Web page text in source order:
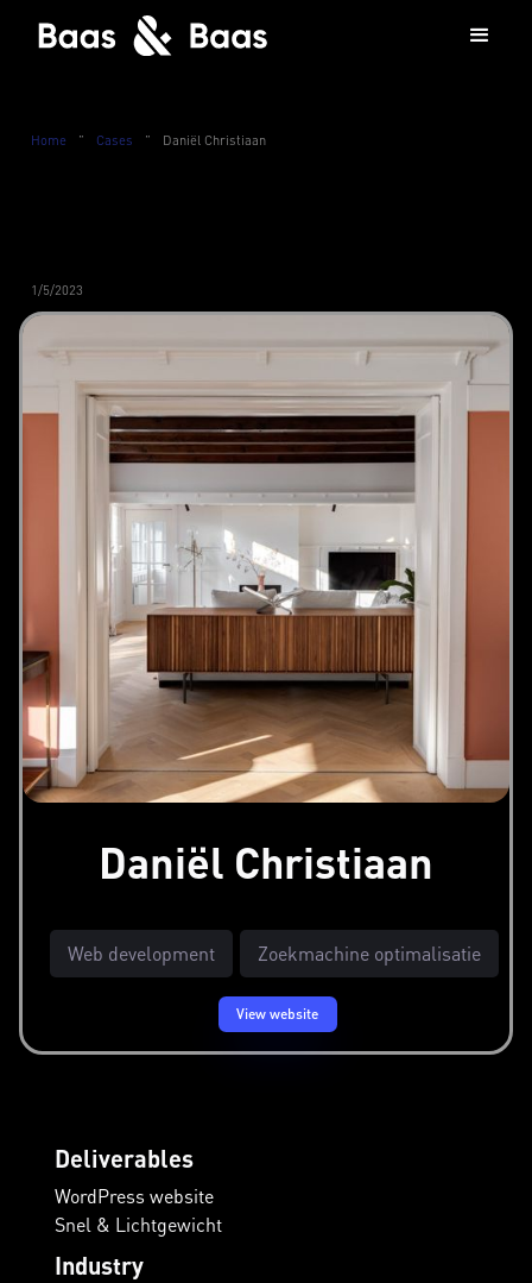
Home ” Cases ” Daniël Christiaan
1/5/2023
Daniël Christiaan
Web development Zoekmachine optimalisatie
View website
Deliverables
WordPress website
Snel & Lichtgewicht
Industry